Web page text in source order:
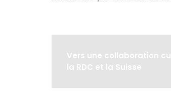
Vers une collaboration
la RDC et la Suisse